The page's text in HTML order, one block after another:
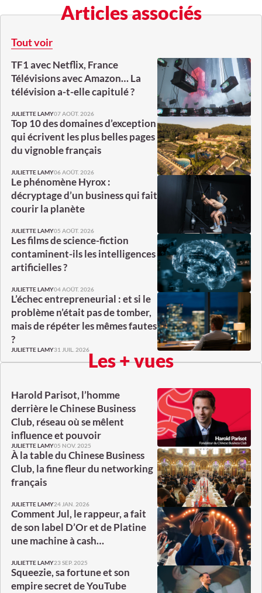
Articles associés
Tout voir
TF1 avec Netflix, France
Télévisions avec Amazon… La
télévision a-t-elle capitulé ?
JULIETTE LAMY07 AOÛT. 2026
Top 10 des domaines d’exception
qui écrivent les plus belles pages
du vignoble français
JULIETTE LAMY06 AOÛT. 2026
Le phénomène Hyrox :
décryptage d’un business qui fait
courir la planète
JULIETTE LAMY05 AOÛT. 2026
Les films de science-fiction
contaminent-ils les intelligences
artificielles ?
JULIETTE LAMY04 AOÛT. 2026
L’échec entrepreneurial : et si le
problème n’était pas de tomber,
mais de répéter les mêmes fautes
?
JULIETTE LAMY31 JUIL. 2026Les + vues
Harold Parisot, l’homme
derrière le Chinese Business
Club, réseau où se mêlent
influence et pouvoir
JULIETTE LAMY05 NOV. 2025
À la table du Chinese Business
Club, la fine fleur du networking
français
JULIETTE LAMY24 JAN. 2026
Comment Jul, le rappeur, a fait
de son label D’Or et de Platine
une machine à cash…
JULIETTE LAMY23 SEP. 2025
Squeezie, sa fortune et son
empire secret de YouTube